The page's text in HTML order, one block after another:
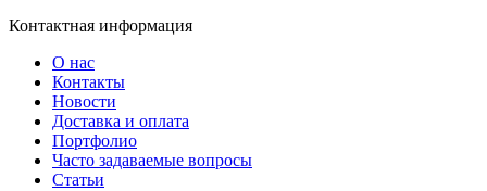
Контактная информация
О нас
Контакты
Новости
Доставка и оплата
Портфолио
Часто задаваемые вопросы
Статьи